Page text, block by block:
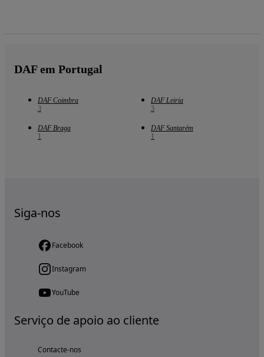
DAF em Portugal
DAF Coimbra
3
DAF Leiria
3
DAF Braga
1
DAF Santarém
1
Siga-nos
Facebook
Instagram
YouTube
Serviço de apoio ao cliente
Contacte-nos